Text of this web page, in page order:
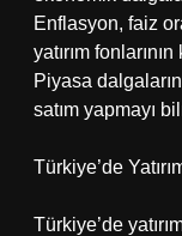
Enflasyon, faiz
yatırım
Piyasa
satım yapmayı
Türkiye’de
Türkiye’de